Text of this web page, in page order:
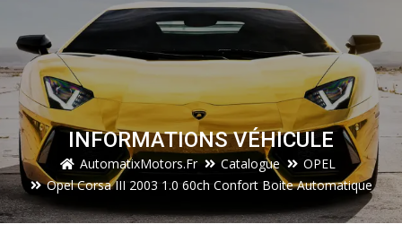
INFORMATIONS VÉHICULE
AutomatixMotors.fr Catalogue
OPEL
Opel Corsa III 2003 1.0 60ch Confort Boite Automatique